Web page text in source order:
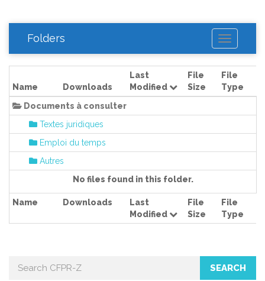
T
O
G
G
L
E
N
A
I
A
I
N
Folders
Name Downloads
Last
Modified
File
Size
File
Type
Name Downloads
Last
Modified
File
Size
File
Type
Documents à consulter
Textes juridiques
Emploi du temps
Autres
No files found in this folder.
SEARCH